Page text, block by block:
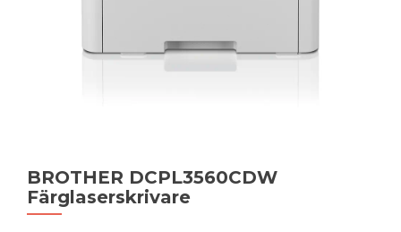
BROTHER DCPL3560CDW
Färglaserskrivare